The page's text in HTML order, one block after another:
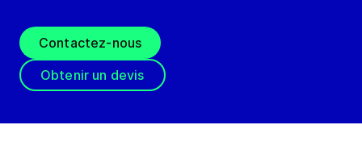
Contactez-nous
Obtenir un devis